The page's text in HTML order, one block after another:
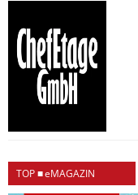
TOP ■ eMAGAZIN